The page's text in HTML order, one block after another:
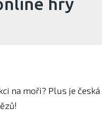
na moři? Plus je